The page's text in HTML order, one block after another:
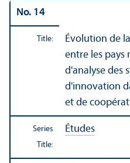
No. 14
Title:
Évolution de
entre les pays
d'analyse des
d'innovation
et de
Series
Title:
Études